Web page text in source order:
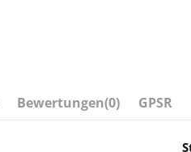
Bewertungen(0) GPSR